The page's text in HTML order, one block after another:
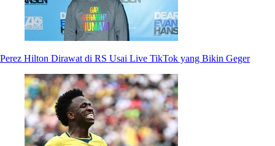
Perez Hilton Dirawat di RS Usai Live TikTok yang Bikin Geger